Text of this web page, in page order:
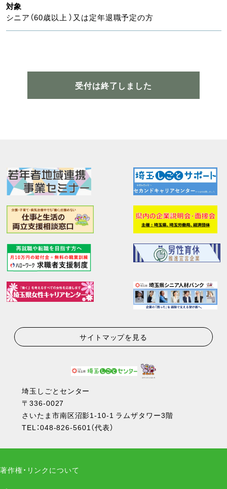
対象
シニア（60歳以上 ）又は定年退職予定の方
受付は終了しました
サイトマップを見る
埼玉しごとセンター
〒336-0027
さいたま市南区沼影1-10-1 ラムザタワー3階
TEL：048-826-5601（代表）
著作権・リンクについて